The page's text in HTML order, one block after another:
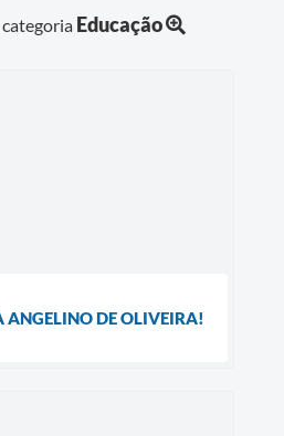
Educação
ANGELINO DE OLIVEIRA!